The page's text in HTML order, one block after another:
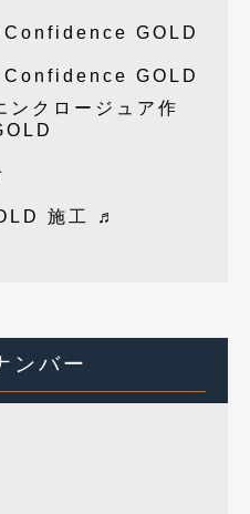
GOLD
GOLD
クロージュア作
施工 ♬
ンバー